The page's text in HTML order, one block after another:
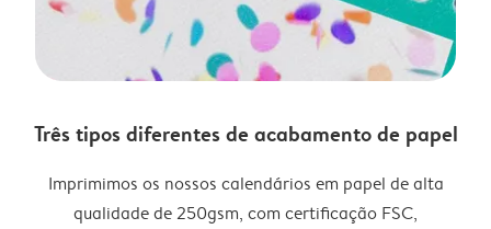
Três tipos diferentes de acabamento de papel
Imprimimos os nossos calendários em papel de alta
qualidade de 250gsm, com certificação FSC,